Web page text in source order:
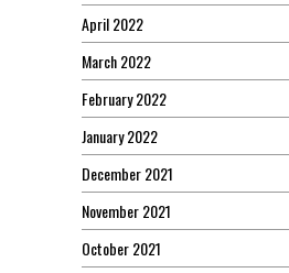
April 2022
March 2022
February 2022
January 2022
December 2021
November 2021
October 2021